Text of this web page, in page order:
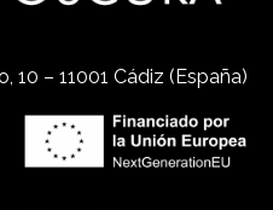
10 – 11001 Cádiz (España)